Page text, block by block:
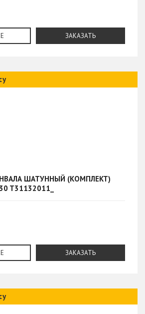
ЗАКАЗАТЬ
ШАТУННЫЙ (КОМПЛЕКТ)
T31132011_
ЗАКАЗАТЬ